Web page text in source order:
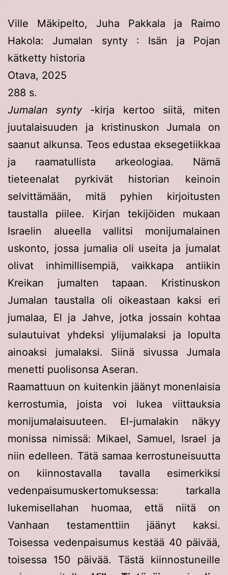
Ville Mäkipelto, Juha Pakkala ja Raimo
Hakola: Jumalan synty : Isän ja Pojan
kätketty historia
Otava, 2025
288 s.
Jumalan synty-kirja kertoo siitä, miten
juutalaisuuden ja kristinuskon Jumala on
saanut alkunsa. Teos edustaa eksegetiikkaa
ja raamatullista arkeologiaa. Nämä
tieteenalat pyrkivät historian keinoin
selvittämään, mitä pyhien kirjoitusten
taustalla piilee. Kirjan tekijöiden mukaan
Israelin alueella vallitsi monijumalainen
uskonto, jossa jumalia oli useita ja jumalat
olivat inhimillisempiä, vaikkapa antiikin
Kreikan jumalten tapaan. Kristinuskon
Jumalan taustalla oli oikeastaan kaksi eri
jumalaa, El ja Jahve, jotka jossain kohtaa
sulautuivat yhdeksi ylijumalaksi ja lopulta
ainoaksi jumalaksi. Siinä sivussa Jumala
menetti puolisonsa Aseran.
Raamattuun on kuitenkin jäänyt monenlaisia
kerrostumia, joista voi lukea viittauksia
monijumalaisuuteen. El-jumalakin näkyy
monissa nimissä: Mikael, Samuel, Israel ja
niin edelleen. Tätä samaa kerrostuneisuutta
on kiinnostavalla tavalla esimerkiksi
vedenpaisumuskertomuksessa: tarkalla
lukemisellahan huomaa, että niitä on
Vanhaan testamenttiin jäänyt kaksi.
Toisessa vedenpaisumus kestää 40 päivää,
toisessa 150 päivää. Tästä kiinnostuneille